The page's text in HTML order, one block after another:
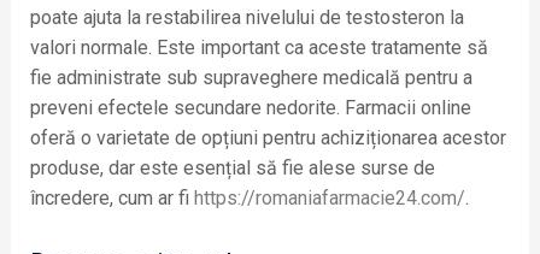
poate ajuta la restabilirea nivelului de testosteron la
valori normale. Este important ca aceste tratamente să
fie administrate sub supraveghere medicală pentru a
preveni efectele secundare nedorite. Farmacii online
oferă o varietate de opțiuni pentru achiziționarea acestor
produse, dar este esențial să fie alese surse de
încredere, cum ar fi https://romaniafarmacie24.com/